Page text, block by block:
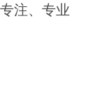
注、专业